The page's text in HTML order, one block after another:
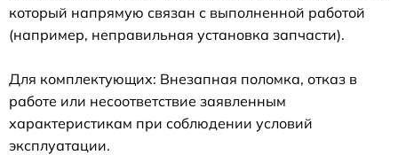
который напрямую связан с выполненной работой
(например, неправильная установка запчасти).
Для комплектующих: Внезапная поломка, отказ в
работе или несоответствие заявленным
характеристикам при соблюдении условий
эксплуатации.